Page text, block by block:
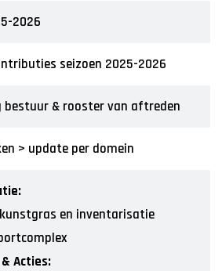
2026
seizoen 2025-2026
bestuur & rooster van aftreden
> update per domein
en inventarisatie
Acties: